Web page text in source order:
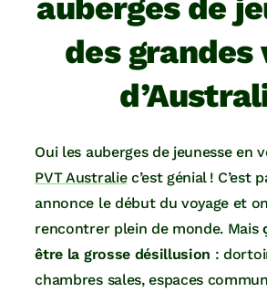
auberges de
des grandes
Oui les auberges de jeunesse en
PVT Australiec’est génial ! C’est
annonce le début du voyage et
rencontrer plein de monde. Mais
être la grosse désillusion :
chambres sales, espaces